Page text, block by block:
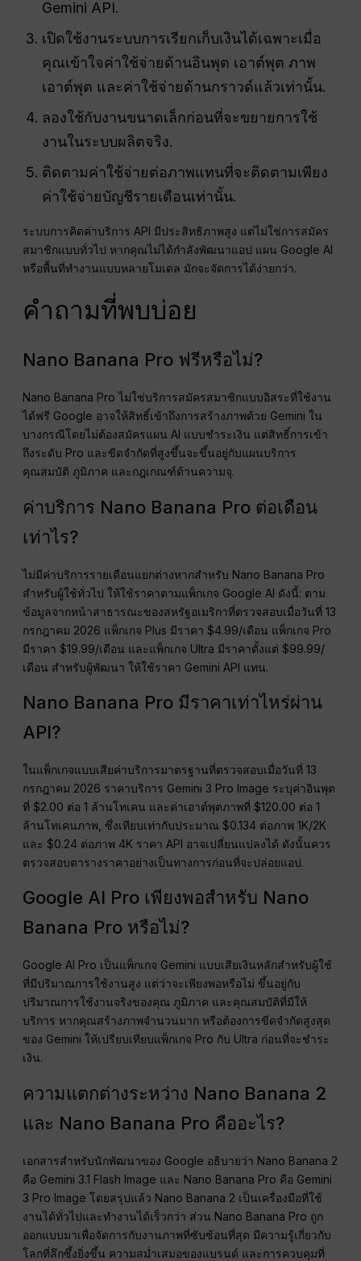
Gemini API.
เปิดใช้งานระบบการเรียกเก็บเงินได้เฉพาะเมื่อ
คุณเข้าใจค่าใช้จ่ายด้านอินพุต เอาต์พุต ภาพ
เอาต์พุต และค่าใช้จ่ายด้านกราวด์แล้วเท่านั้น.
ลองใช้กับงานขนาดเล็กก่อนที่จะขยายการใช้
งานในระบบผลิตจริง.
ติดตามค่าใช้จ่ายต่อภาพแทนที่จะติดตามเพียง
ค่าใช้จ่ายบัญชีรายเดือนเท่านั้น.
ระบบการคิดค่าบริการ API มีประสิทธิภาพสูง แต่ไม่ใช่การสมัคร
สมาชิกแบบทั่วไป หากคุณไม่ได้กำลังพัฒนาแอป แผน Google AI
หรือพื้นที่ทำงานแบบหลายโมเดล มักจะจัดการได้ง่ายกว่า.
คำถามที่พบบ่อย
Nano Banana Pro ฟรีหรือไม่?
Nano Banana Pro ไม่ใช่บริการสมัครสมาชิกแบบอิสระที่ใช้งาน
ได้ฟรี Google อาจให้สิทธิ์เข้าถึงการสร้างภาพด้วย Gemini ใน
บางกรณีโดยไม่ต้องสมัครแผน AI แบบชำระเงิน แต่สิทธิ์การเข้า
ถึงระดับ Pro และขีดจำกัดที่สูงขึ้นจะขึ้นอยู่กับแผนบริการ
คุณสมบัติ ภูมิภาค และกฎเกณฑ์ด้านความจุ.
ค่าบริการ Nano Banana Pro ต่อเดือน
เท่าไร?
ไม่มีค่าบริการรายเดือนแยกต่างหากสำหรับ Nano Banana Pro
สำหรับผู้ใช้ทั่วไป ให้ใช้ราคาตามแพ็กเกจ Google AI ดังนี้: ตาม
ข้อมูลจากหน้าสาธารณะของสหรัฐอเมริกาที่ตรวจสอบเมื่อวันที่ 13
กรกฎาคม 2026 แพ็กเกจ Plus มีราคา $4.99/เดือน แพ็กเกจ Pro
มีราคา $19.99/เดือน และแพ็กเกจ Ultra มีราคาตั้งแต่ $99.99/
เดือน สำหรับผู้พัฒนา ให้ใช้ราคา Gemini API แทน.
Nano Banana Pro มีราคาเท่าไหร่ผ่าน
API?
ในแพ็กเกจแบบเสียค่าบริการมาตรฐานที่ตรวจสอบเมื่อวันที่ 13
กรกฎาคม 2026 ราคาบริการ Gemini 3 Pro Image ระบุค่าอินพุต
ที่ $2.00 ต่อ 1 ล้านโทเคน และค่าเอาต์พุตภาพที่ $120.00 ต่อ 1
ล้านโทเคนภาพ, ซึ่งเทียบเท่ากับประมาณ $0.134 ต่อภาพ 1K/2K
และ $0.24 ต่อภาพ 4K ราคา API อาจเปลี่ยนแปลงได้ ดังนั้นควร
ตรวจสอบตารางราคาอย่างเป็นทางการก่อนที่จะปล่อยแอป.
Google AI Pro เพียงพอสำหรับ Nano
Banana Pro หรือไม่?
Google AI Pro เป็นแพ็กเกจ Gemini แบบเสียเงินหลักสำหรับผู้ใช้
ที่มีปริมาณการใช้งานสูง แต่ว่าจะเพียงพอหรือไม่ ขึ้นอยู่กับ
ปริมาณการใช้งานจริงของคุณ ภูมิภาค และคุณสมบัติที่มีให้
บริการ หากคุณสร้างภาพจำนวนมาก หรือต้องการขีดจำกัดสูงสุด
ของ Gemini ให้เปรียบเทียบแพ็กเกจ Pro กับ Ultra ก่อนที่จะชำระ
เงิน.
ความแตกต่างระหว่าง Nano Banana 2
และ Nano Banana Pro คืออะไร?
เอกสารสำหรับนักพัฒนาของ Google อธิบายว่า Nano Banana 2
คือ Gemini 3.1 Flash Image และ Nano Banana Pro คือ Gemini
3 Pro Image โดยสรุปแล้ว Nano Banana 2 เป็นเครื่องมือที่ใช้
งานได้ทั่วไปและทำงานได้เร็วกว่า ส่วน Nano Banana Pro ถูก
ออกแบบมาเพื่อจัดการกับงานภาพที่ซับซ้อนที่สุด มีความรู้เกี่ยวกับ
โลกที่ลึกซึ้งยิ่งขึ้น ความสม่ำเสมอของแบรนด์ และการควบคุมที่